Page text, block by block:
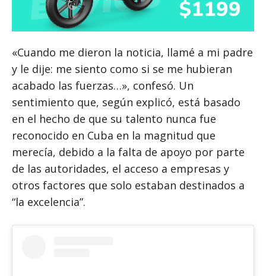
«Cuando me dieron la noticia, llamé a mi padre
y le dije: me siento como si se me hubieran
acabado las fuerzas…», confesó. Un
sentimiento que, según explicó, está basado
en el hecho de que su talento nunca fue
reconocido en Cuba en la magnitud que
merecía, debido a la falta de apoyo por parte
de las autoridades, el acceso a empresas y
otros factores que solo estaban destinados a
“la excelencia”.